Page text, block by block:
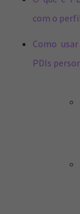
com o
Como
PDIs